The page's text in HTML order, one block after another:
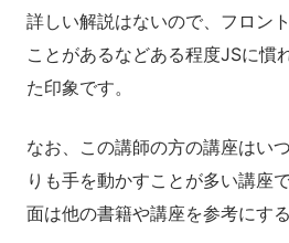
詳しい解説はないので、フロン
ことがあるなどある程度JSに慣
た印象です。
なお、この講師の方の講座はい
りも手を動かすことが多い講座
面は他の書籍や講座を参考にす